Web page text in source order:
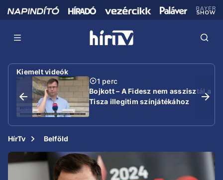
Kiemelt videók
1 perc
Bojkott – A Fidesz nem asszisztál a
Tisza illegitim színjátékához
HírTv Belföld